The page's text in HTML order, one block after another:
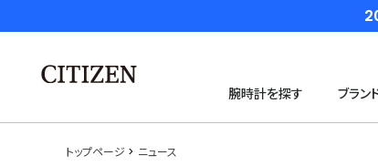
腕時計を探す ブラン
トップページ ニュース